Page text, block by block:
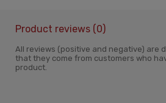
Product reviews (0)
All reviews (positive and negative) are
that they come from customers who
product.